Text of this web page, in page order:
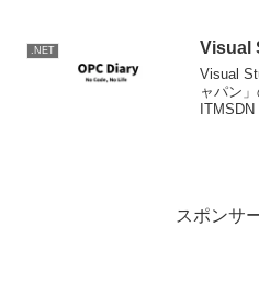
The
.NET Visual
Visual
ャパン
スポンサ